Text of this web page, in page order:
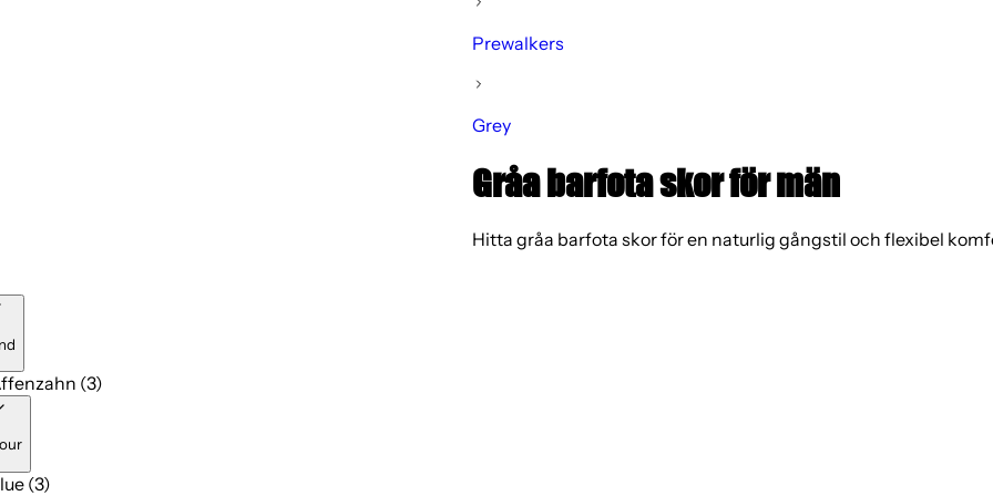
Prewalkers
Grey
Gråa barfota skor för män
Hitta gråa barfota skor för en naturlig gångstil och flexibel
(3)
(3)